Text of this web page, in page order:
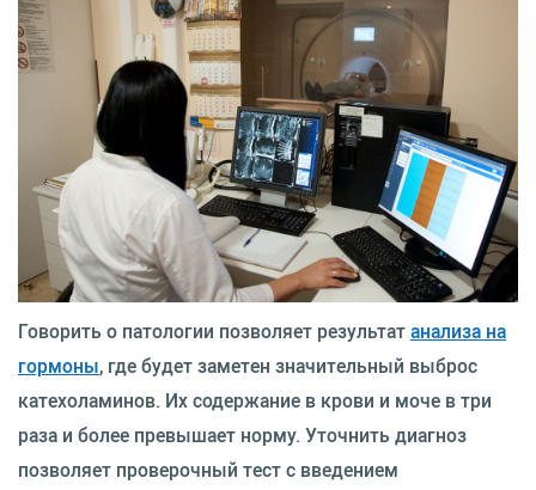
Говорить о патологии позволяет результатанализа на
гормоны, где будет заметен значительный выброс
катехоламинов. Их содержание в крови и моче в три
раза и более превышает норму. Уточнить диагноз
позволяет проверочный тест с введением